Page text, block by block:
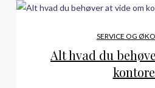
SERVICE OG
Alt hvad du